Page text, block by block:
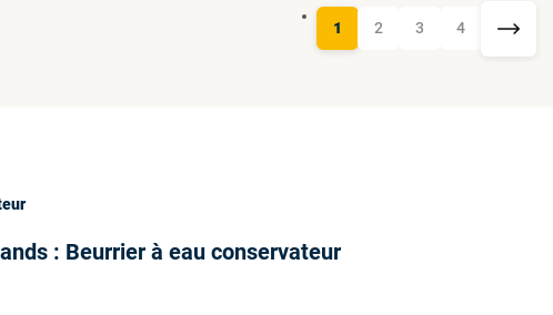
1 2 3 4
: Beurrier à eau conservateur